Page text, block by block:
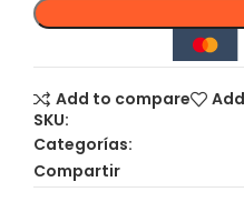
Add to compare
SKU:
Categorías:
Compartir